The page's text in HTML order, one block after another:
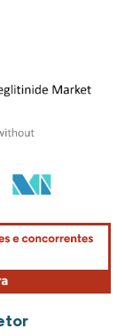
conforme CC BY 4.0.